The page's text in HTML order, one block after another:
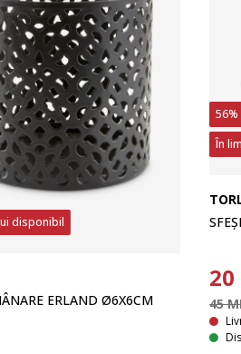
disponibil
ERLAND Ø6X6CM
56%
În
20
45